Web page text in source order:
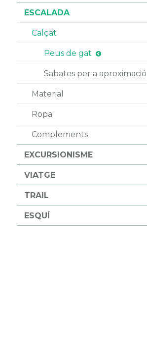
ESCALADA
Calçat
Peus de gat
Sabates per a aproximació
Material
Ropa
Complements
EXCURSIONISME
VIATGE
TRAIL
ESQUÍ